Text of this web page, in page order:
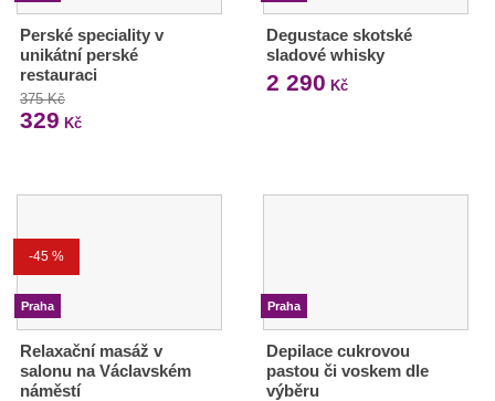
Perské speciality v
unikátní perské
restauraci
375 Kč
329 Kč
Degustace skotské
sladové whisky
2 290 Kč
-45 %
Praha
Relaxační masáž v
salonu na Václavském
náměstí
Praha
Depilace cukrovou
pastou či voskem dle
výběru